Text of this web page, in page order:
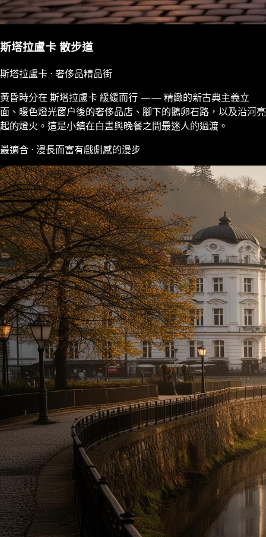
斯塔拉盧卡 散步道
斯塔拉盧卡 · 奢侈品精品街
黃昏時分在 斯塔拉盧卡 緩緩而行 —— 精緻的新古典主義立
面、暖色燈光窗户後的奢侈品店、腳下的鵝卵石路，以及沿河亮
起的燈火。這是小鎮在白晝與晚餐之間最迷人的過渡。
最適合 · 漫長而富有戲劇感的漫步